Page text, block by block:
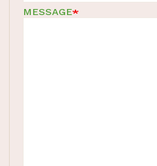
MESSAGE